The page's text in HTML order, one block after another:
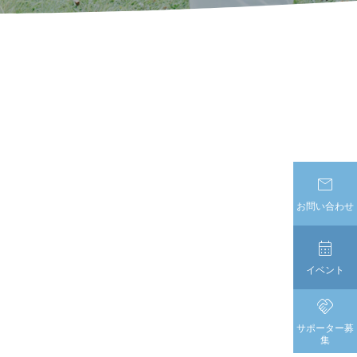

お問い合わせ

イベント

サポーター募
集